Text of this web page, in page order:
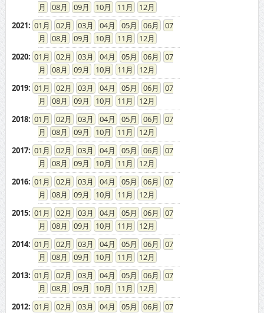
08
09 10 11
12
2021: 01 02 03 04 05 06
07
08
09 10 11
12
2020: 01 02 03 04 05 06
07
08
09 10 11
12
2019: 01 02 03 04 05 06
07
08
09 10 11
12
2018: 01 02 03 04 05 06
07
08
09 10 11
12
2017: 01 02 03 04 05 06
07
08
09 10 11
12
2016: 01 02 03 04 05 06
07
08
09 10 11
12
2015: 01 02 03 04 05 06
07
08
09 10 11
12
2014: 01 02 03 04 05 06
07
08
09 10 11
12
2013: 01 02 03 04 05 06
07
08
09 10 11
12
2012: 01 02 03 04 05 06
07